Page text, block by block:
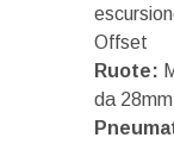
Offset
Ruote:
da